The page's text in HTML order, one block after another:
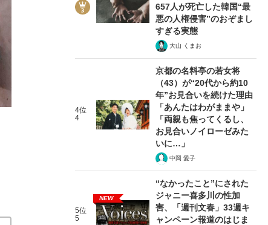
3/4
657人が死亡した韓国“最
悪の人権侵害”のおぞまし
すぎる実態
大山 くまお
4位
4
京都の名料亭の若女将
（43）が“20代から約10
年”お見合いを続けた理由
「あんたはわがままや」
「両親も焦ってくるし、
お見合いノイローゼみた
いに…」
中岡 愛子
5位
5
NEW
“なかったこと”にされた
ジャニー喜多川の性加
害、「週刊文春」33週キ
ャンペーン報道のはじま